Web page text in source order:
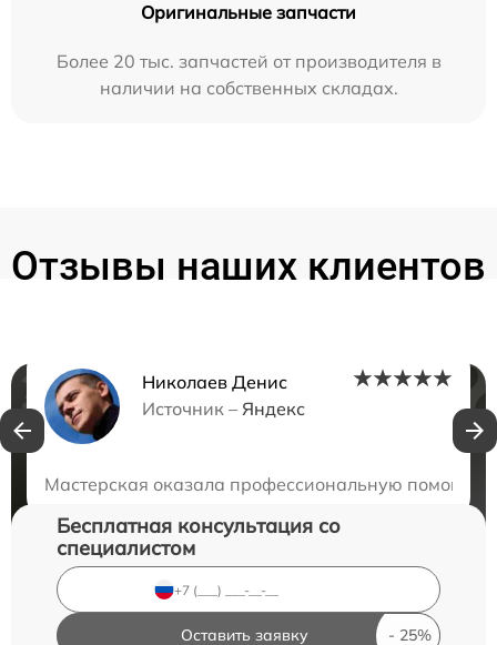
Оригинальные запчасти
Более 20 тыс. запчастей от производителя в
наличии на собственных складах.
Отзывы наших клиентов
Николаев Денис
Источник – Яндекс
Мастерская оказала профессиональную помощь в
Нужна консультация?
Бесплатная консультация со
специалистом
Оставить заявку